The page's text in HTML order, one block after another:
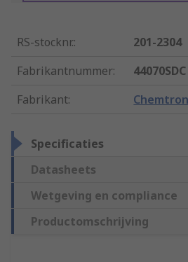
RS-stocknr.:
201-2304
Fabrikantnummer:
44070SDC
Fabrikant:
Specificaties
Datasheets
Wetgeving en compliance
Productomschrijving